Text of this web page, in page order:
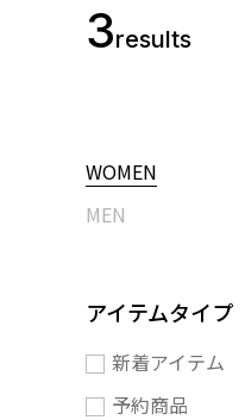
3results
WOMEN
MEN
アイテムタイプ
新着アイテム
予約商品